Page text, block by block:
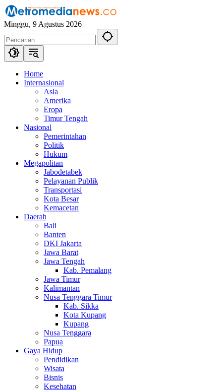
Langsung
ke
konten
Minggu, 9 Agustus 2026
Home
Internasional
Asia
Amerika
Eropa
Timur Tengah
Nasional
Pemerintahan
Politik
Hukum
Megapolitan
Jabodetabek
Pelayanan Publik
Transportasi
Kota Besar
Kemacetan
Daerah
Bali
Banten
DKI Jakarta
Jawa Barat
Jawa Tengah
Kab. Pemalang
Jawa Timur
Kalimantan
Nusa Tenggara Timur
Kab. Sikka
Kota Kupang
Kupang
Nusa Tenggara
Papua
Gaya Hidup
Pendidikan
Wisata
Bisnis
Kesehatan